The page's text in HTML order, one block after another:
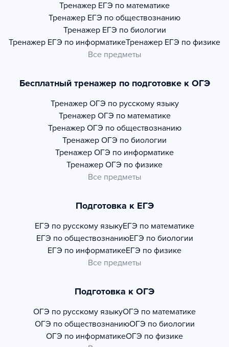
Тренажер ЕГЭ по математике
Тренажер ЕГЭ по обществознанию
Тренажер ЕГЭ по биологии
Тренажер ЕГЭ по информатикеТренажер ЕГЭ по физике
Все предметы
Бесплатный тренажер по подготовке к ОГЭ
Тренажер ОГЭ по русскому языку
Тренажер ОГЭ по математике
Тренажер ОГЭ по обществознанию
Тренажер ОГЭ по биологии
Тренажер ОГЭ по информатике
Тренажер ОГЭ по физике
Все предметы
Подготовка к ЕГЭ
ЕГЭ по русскому языкуЕГЭ по математике
ЕГЭ по обществознаниюЕГЭ по биологии
ЕГЭ по информатикеЕГЭ по физике
Все предметы
Подготовка к ОГЭ
ОГЭ по русскому языкуОГЭ по математике
ОГЭ по обществознаниюОГЭ по биологии
ОГЭ по информатикеОГЭ по физике